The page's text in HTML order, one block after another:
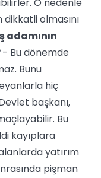
olmasını
adamının
- Bu dönemde
Bunu
hiç
başkanı,
Bu
kayıplara
yatırım
pişman